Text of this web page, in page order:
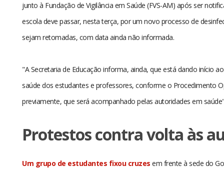
junto à Fundação de Vigilância em Saúde (FVS-AM) após ser
escola deve passar, nesta terça, por um novo processo de
sejam retomadas, com data ainda não informada.
"A Secretaria de Educação informa, ainda, que está dando início
saúde dos estudantes e professores, conforme o Procedimento
previamente, que será acompanhado pelas autoridades em
Protestos contra volta às
Um grupo de estudantes fixou cruzes em frente à sede do